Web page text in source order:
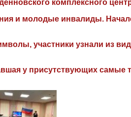
комплексного
и молодые инвалиды.
участники узнали из
у присутствующих самые